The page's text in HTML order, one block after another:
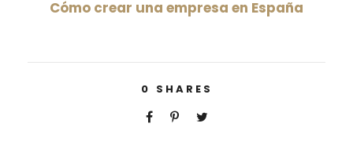
Cómo crear una empresa en España
0 SHARES